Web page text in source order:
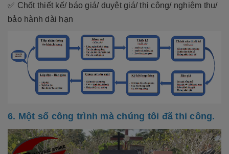
✅ Chốt thiết kế/ báo giá/ duyệt giá/ thi công/ nghiệm thu/
bảo hành dài hạn
6. Một số công trình mà chúng tôi đã thi công.